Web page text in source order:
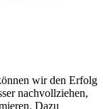
wir den Erfolg
nachvollziehen,
Dazu